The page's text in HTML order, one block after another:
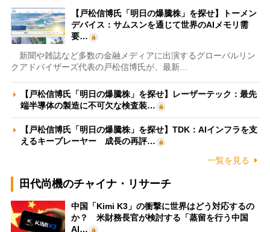
【戸松信博氏「明日の爆騰株」を探せ】トーメン
デバイス：サムスンを通じて世界のAIメモリ需
要…
新聞や雑誌など多数の金融メディアに出演するグローバルリン
クアドバイザーズ代表の戸松信博氏が、最新…
【戸松信博氏「明日の爆騰株」を探せ】レーザーテック：最先
端半導体の製造に不可欠な検査装…
【戸松信博氏「明日の爆騰株」を探せ】TDK：AIインフラを支
えるキープレーヤー 成長の再評…
一覧を見る
田代尚機のチャイナ・リサーチ
中国「Kimi K3」の衝撃に世界はどう対応するの
か？ 米財務長官が検討する「蒸留を行う中国
AI…